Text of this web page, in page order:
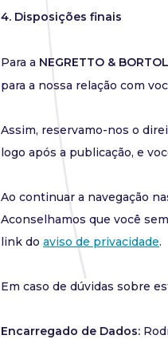
4. Disposições finais
Para a NEGRETTO &
para a nossa relação com
Assim, reservamo-nos o
logo após a publicação, e
Ao continuar a navegação
Aconselhamos que você
link do aviso de privacidade.
Em caso de dúvidas sobre
Encarregado de Dados: